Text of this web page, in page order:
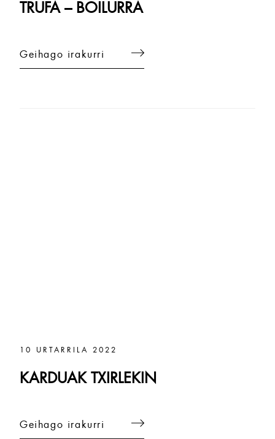
TRUFA – BOILURRA
Geihago irakurri
10 URTARRILA 2022
KARDUAK TXIRLEKIN
Geihago irakurri